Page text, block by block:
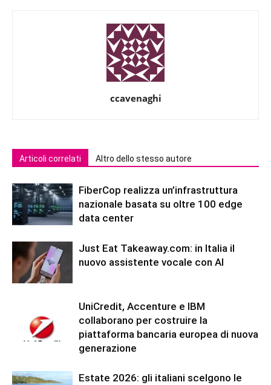
ccavenaghi
Articoli correlati Altro dello stesso autore
FiberCop realizza un’infrastruttura
nazionale basata su oltre 100 edge
data center
Just Eat Takeaway.com: in Italia il
nuovo assistente vocale con AI
UniCredit, Accenture e IBM
collaborano per costruire la
piattaforma bancaria europea di nuova
generazione
Estate 2026: gli italiani scelgono le